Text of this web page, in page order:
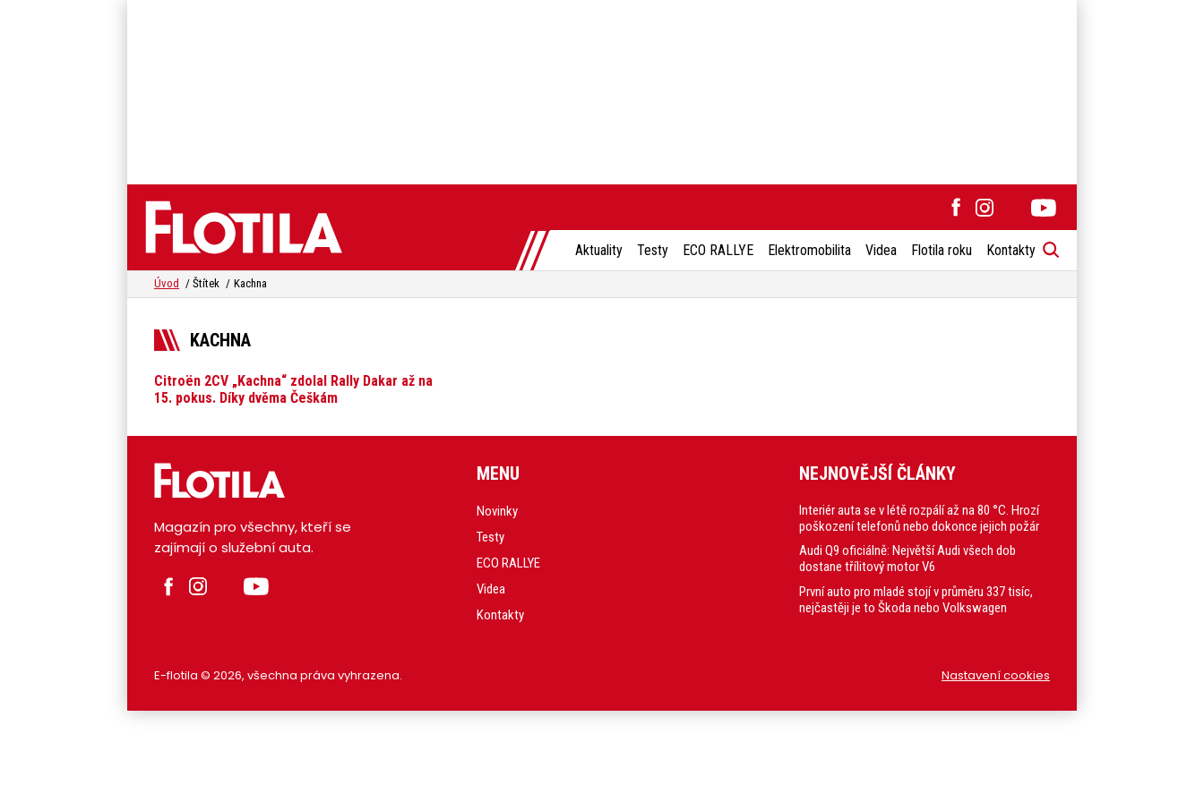
Aktuality Testy ECO RALLYE Elektromobilita Videa Flotila roku Kontakty
Úvod Štítek Kachna
KACHNA
Citroën 2CV „Kachna“ zdolal Rally Dakar až na
15. pokus. Díky dvěma Češkám
Magazín pro všechny, kteří se
zajímají o služební auta.
MENU
Novinky
Testy
ECO RALLYE
Videa
Kontakty
NEJNOVĚJŠÍ ČLÁNKY
Interiér auta se v létě rozpálí až na 80 °C. Hrozí
poškození telefonů nebo dokonce jejich požár
Audi Q9 oficiálně: Největší Audi všech dob
dostane třílitový motor V6
První auto pro mladé stojí v průměru 337 tisíc,
nejčastěji je to Škoda nebo Volkswagen
E-flotila © 2026, všechna práva vyhrazena. Nastavení cookies